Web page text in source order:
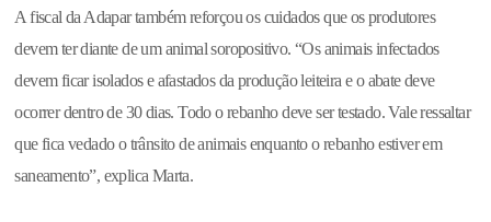
A fiscal da Adapar também reforçou os cuidados que os produtores
devem ter diante de um animal soropositivo. “Os animais infectados
devem ficar isolados e afastados da produção leiteira e o abate deve
ocorrer dentro de 30 dias. Todo o rebanho deve ser testado. Vale ressaltar
que fica vedado o trânsito de animais enquanto o rebanho estiver em
saneamento”, explica Marta.